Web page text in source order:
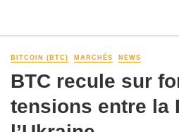
BITCOIN (BTC) MARCHÉS NEWS
BTC recule sur
tensions entre la